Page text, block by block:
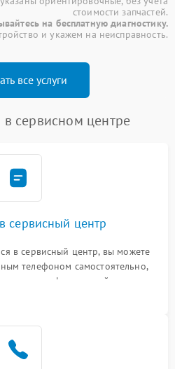
стоимости запчастей.
на бесплатную диагностику.
и укажем на неисправность.
все услуги
сервисном центре
сервисный центр
в сервисный центр, вы можете
телефоном самостоятельно,
номер телефона на сайте